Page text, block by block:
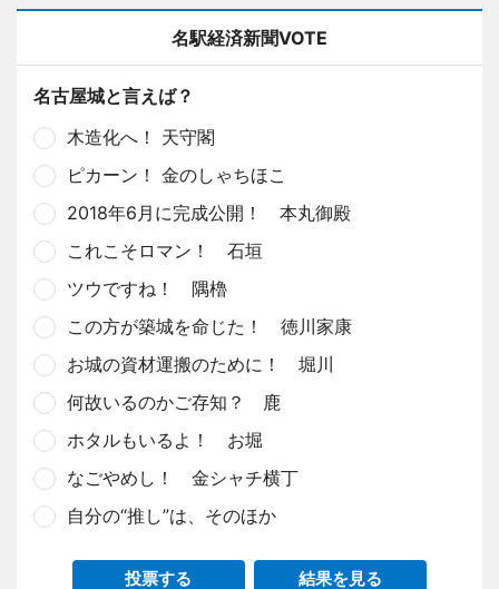
名駅経済新聞VOTE
名古屋城と言えば？
木造化へ！ 天守閣
ピカーン！ 金のしゃちほこ
2018年6月に完成公開！ 本丸御殿
これこそロマン！ 石垣
ツウですね！ 隅櫓
この方が築城を命じた！ 徳川家康
お城の資材運搬のために！ 堀川
何故いるのかご存知？ 鹿
ホタルもいるよ！ お堀
なごやめし！ 金シャチ横丁
自分の“推し”は、そのほか
投票する 結果を見る